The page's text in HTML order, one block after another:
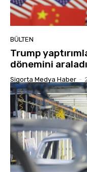
BÜLTEN
Trump
dönemini araladı
Sigorta Medya Haber -